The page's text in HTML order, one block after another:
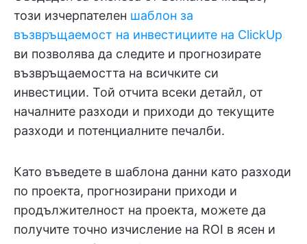
този изчерпателен шаблон за
възвръщаемост на инвестициите на ClickUp
ви позволява да следите и прогнозирате
възвръщаемостта на всичките си
инвестиции. Той отчита всеки детайл, от
началните разходи и приходи до текущите
разходи и потенциалните печалби.
Като въведете в шаблона данни като разходи
по проекта, прогнозирани приходи и
продължителност на проекта, можете да
получите точно изчисление на ROI в ясен и